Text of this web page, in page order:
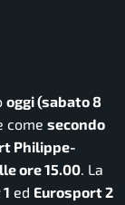
oggi (sabato 8
come secondo
Philippe-
ore 15.00. La
ed Eurosport 2